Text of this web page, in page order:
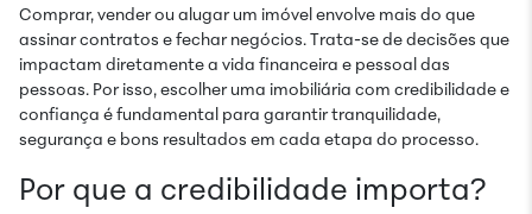
Comprar, vender ou alugar um imóvel envolve mais do que
assinar contratos e fechar negócios. Trata-se de decisões que
impactam diretamente a vida financeira e pessoal das
pessoas. Por isso, escolher uma imobiliária com credibilidade e
confiança é fundamental para garantir tranquilidade,
segurança e bons resultados em cada etapa do processo.
Por que a credibilidade importa?